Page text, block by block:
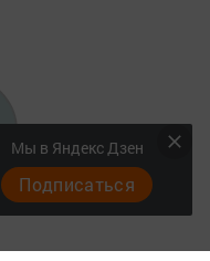
Мы в Яндекс Дзен
Подписаться